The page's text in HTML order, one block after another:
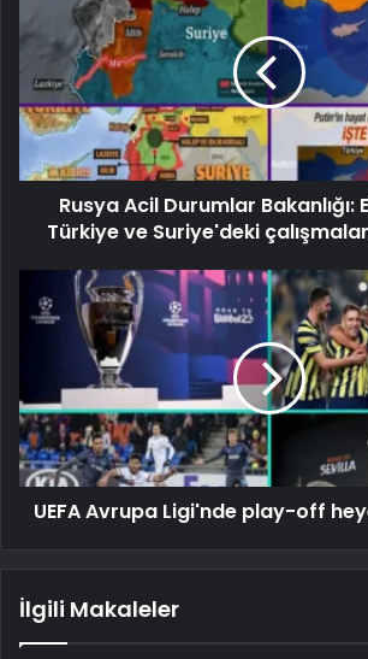
Rusya Acil Durumlar Bakanlığı:
Türkiye ve Suriye'deki
UEFA Avrupa Ligi'nde play-off
İlgili Makaleler